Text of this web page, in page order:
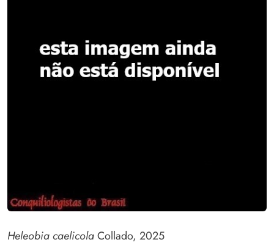
Heleobia caelicolaCollado, 2025